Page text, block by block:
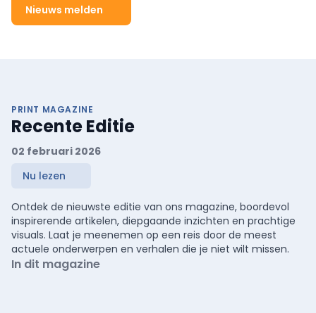
Nieuws melden
PRINT MAGAZINE
Recente Editie
02 februari 2026
Nu lezen
Ontdek de nieuwste editie van ons magazine, boordevol
inspirerende artikelen, diepgaande inzichten en prachtige
visuals. Laat je meenemen op een reis door de meest
actuele onderwerpen en verhalen die je niet wilt missen.
In dit magazine